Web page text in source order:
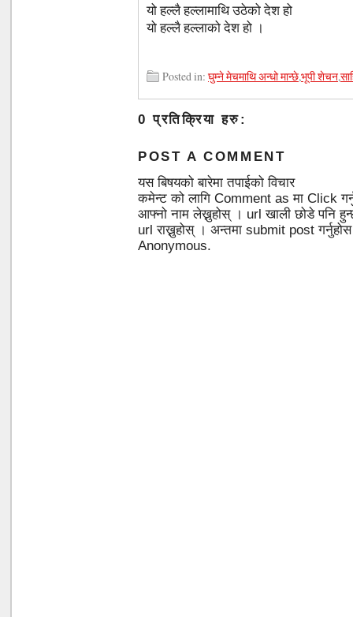
यो हल्लै हल्लामाथि उठेको देश हो
यो हल्लै हल्लाको देश हो ।
Posted in: घुम्ने मेचमाथि अन्धो मान्छे,भूपी शेचन,
0 प्रतिक्रिया हरु:
POST A COMMENT
यस बिषयको बारेमा तपाईको विचार
कमेन्ट को लागि Comment as मा Click
आफ्नो नाम लेख्नुहोस् । url खाली छोडे पनि
url राख्नुहोस् । अन्तमा submit post
Anonymous.